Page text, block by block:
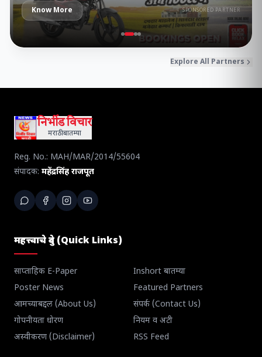
Know More SPONSORED PARTNER
Explore All Partners
निर्भीड विचार
मराठी बातम्या
Reg. No.: MAH/MAR/2014/55604
संपादक: महेंद्रसिंह राजपूत
महत्त्वाचे दुवे (Quick Links)
साप्ताहिक E-Paper
Inshort बातम्या
Poster News
Featured Partners
आमच्याबद्दल (About Us)
संपर्क (Contact Us)
गोपनीयता धोरण
नियम व अटी
अस्वीकरण (Disclaimer)
RSS Feed